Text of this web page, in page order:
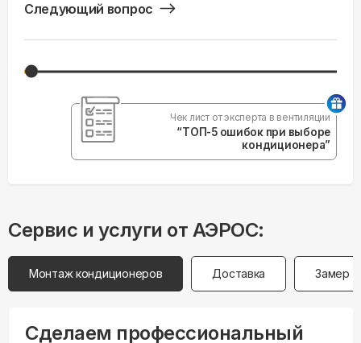
Следующий вопрос
Чек лист от эксперта в вентиляции
“ТОП-5 ошибок при выборе
кондиционера”
Сервис и услуги от АЭРОС:
Монтаж кондиционеров Доставка Замер
Сделаем профессиональный